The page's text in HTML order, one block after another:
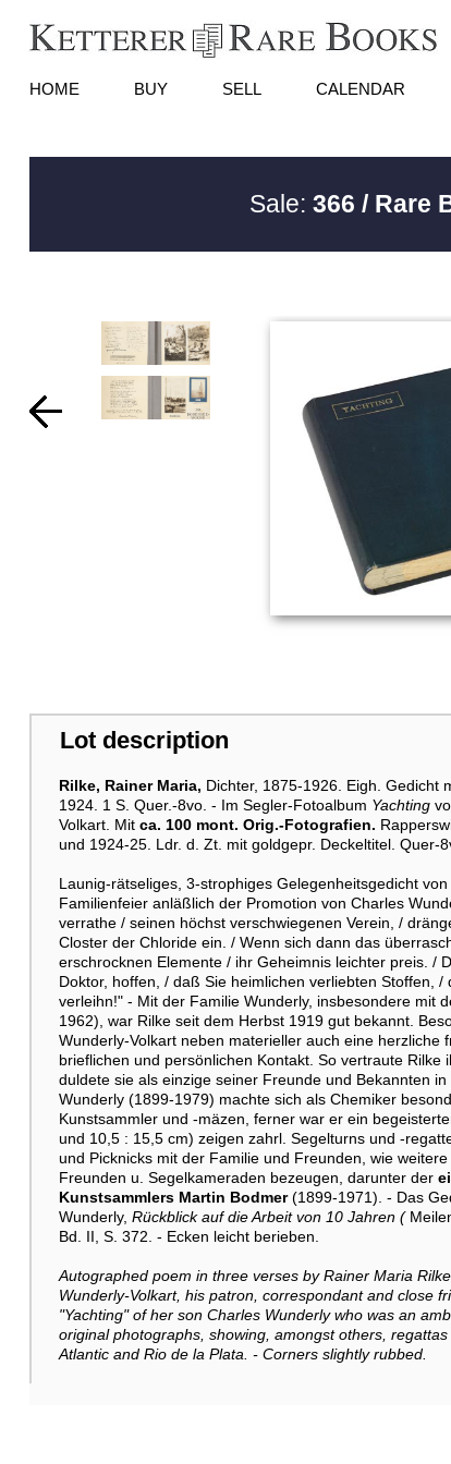
HOME BUY SELL CALENDAR
Sale:366 / Rare
Lot description
Rilke, Rainer Maria, Dichter, 1875-1926. Eigh. Gedicht
1924. 1 S. Quer.-8vo. - Im Segler-Fotoalbum Yachting
Volkart. Mit ca. 100 mont. Orig.-Fotografien.
und 1924-25. Ldr. d. Zt. mit goldgepr. Deckeltitel. Quer-
Launig-rätseliges, 3-strophiges Gelegenheitsgedicht
Familienfeier anläßlich der Promotion von Charles
verrathe / seinen höchst verschwiegenen Verein, /
Closter der Chloride ein. / Wenn sich dann das
erschrocknen Elemente / ihr Geheimnis leichter preis. /
Doktor, hoffen, / daß Sie heimlichen verliebten Stoffen,
verleihn!" - Mit der Familie Wunderly, insbesondere mit
1962), war Rilke seit dem Herbst 1919 gut bekannt.
Wunderly-Volkart neben materieller auch eine
brieflichen und persönlichen Kontakt. So vertraute
duldete sie als einzige seiner Freunde und Bekannten
Wunderly (1899-1979) machte sich als Chemiker
Kunstsammler und -mäzen, ferner war er ein
und 10,5 : 15,5 cm) zeigen zahrl. Segelturns und -
und Picknicks mit der Familie und Freunden, wie
Freunden u. Segelkameraden bezeugen, darunter der
Kunstsammlers Martin Bodmer(1899-1971). - Das
Wunderly, Rückblick auf die Arbeit von 10 Jahren (
Bd. II, S. 372. - Ecken leicht berieben.
Autographed poem in three verses by Rainer Maria
Wunderly-Volkart, his patron, correspondant and close
"Yachting" of her son Charles Wunderly who was an
original photographs, showing, amongst others,
Atlantic and Rio de la Plata. - Corners slightly rubbed.